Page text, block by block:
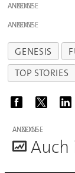
ANZEIGE
ANZEIGE
GENESIS
TOP STORIES
ANZEIGE
Auch